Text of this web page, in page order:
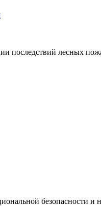
последствий лесных
безопасности и